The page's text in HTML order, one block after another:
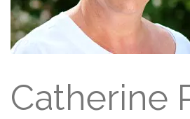
Catherine